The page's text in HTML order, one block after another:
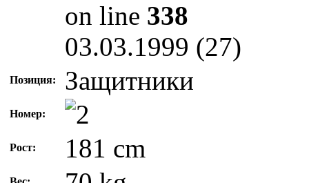
on line 338
03.03.1999 (27)
Позиция: Защитники
Номер:
Рост: 181 cm